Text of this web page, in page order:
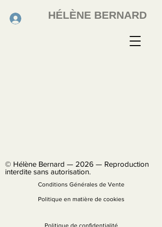
HÉLÈNE BERNARD
© Hélène Bernard — 2026 — Reproduction
interdite sans autorisation.
Conditions Générales de Vente
Politique en matière de cookies
Politique de confidentialité